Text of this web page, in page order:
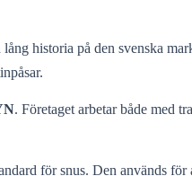
historia på den svenska
. Företaget arbetar både med
för snus. Den används